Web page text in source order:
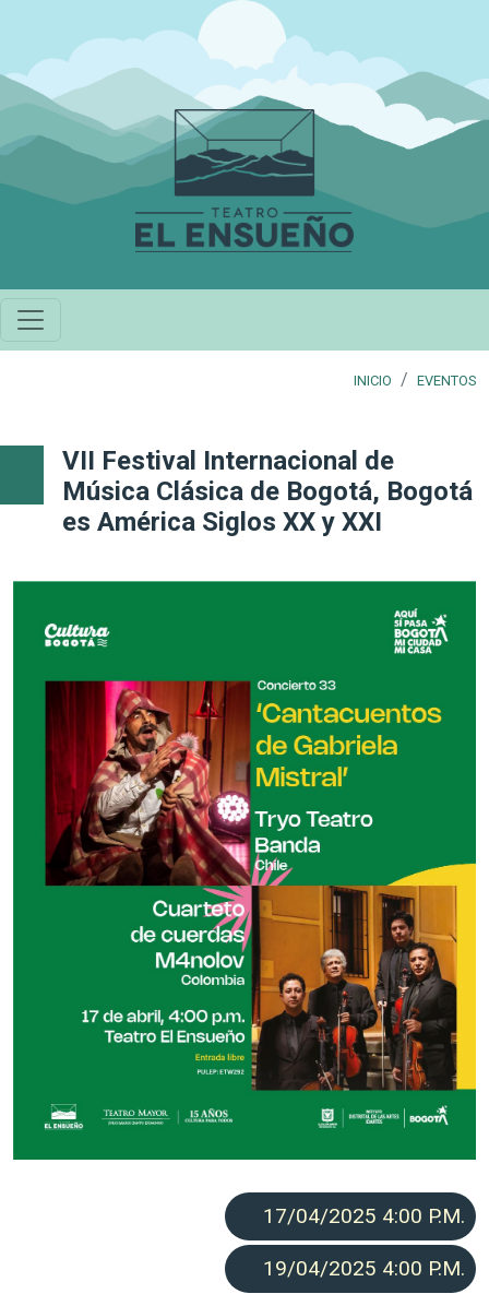
Pasar al contenido principal
INICIO EVENTOS
VII Festival Internacional de
Música Clásica de Bogotá, Bogotá
es América Siglos XX y XXI
17/04/2025 4:00 P.M.
19/04/2025 4:00 P.M.